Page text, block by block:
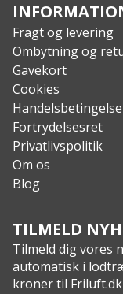
Fragt og levering
Ombytning og
Gavekort
Cookies
Fortrydelsesret
Privatlivspolitik
Om os
Blog
TILMELD
Tilmeld dig vores
automatisk i
kroner til